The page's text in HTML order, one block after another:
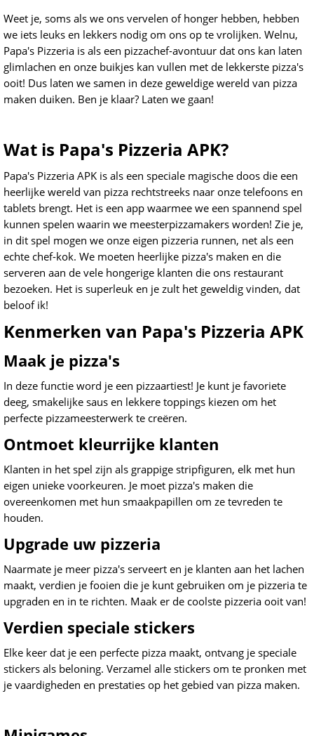
Weet je, soms als we ons vervelen of honger hebben, hebben
we iets leuks en lekkers nodig om ons op te vrolijken. Welnu,
Papa's Pizzeria is als een pizzachef-avontuur dat ons kan laten
glimlachen en onze buikjes kan vullen met de lekkerste pizza's
ooit! Dus laten we samen in deze geweldige wereld van pizza
maken duiken. Ben je klaar? Laten we gaan!
Wat is Papa's Pizzeria APK?
Papa's Pizzeria APK is als een speciale magische doos die een
heerlijke wereld van pizza rechtstreeks naar onze telefoons en
tablets brengt. Het is een app waarmee we een spannend spel
kunnen spelen waarin we meesterpizzamakers worden! Zie je,
in dit spel mogen we onze eigen pizzeria runnen, net als een
echte chef-kok. We moeten heerlijke pizza's maken en die
serveren aan de vele hongerige klanten die ons restaurant
bezoeken. Het is superleuk en je zult het geweldig vinden, dat
beloof ik!
Kenmerken van Papa's Pizzeria APK
Maak je pizza's
In deze functie word je een pizzaartiest! Je kunt je favoriete
deeg, smakelijke saus en lekkere toppings kiezen om het
perfecte pizzameesterwerk te creëren.
Ontmoet kleurrijke klanten
Klanten in het spel zijn als grappige stripfiguren, elk met hun
eigen unieke voorkeuren. Je moet pizza's maken die
overeenkomen met hun smaakpapillen om ze tevreden te
houden.
Upgrade uw pizzeria
Naarmate je meer pizza's serveert en je klanten aan het lachen
maakt, verdien je fooien die je kunt gebruiken om je pizzeria te
upgraden en in te richten. Maak er de coolste pizzeria ooit van!
Verdien speciale stickers
Elke keer dat je een perfecte pizza maakt, ontvang je speciale
stickers als beloning. Verzamel alle stickers om te pronken met
je vaardigheden en prestaties op het gebied van pizza maken.